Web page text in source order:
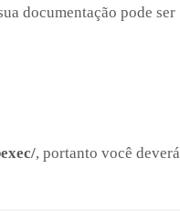
documentação pode ser
, portanto você deverá